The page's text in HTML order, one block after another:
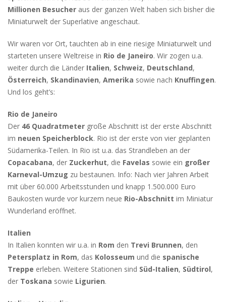
Millionen Besucher aus der ganzen Welt haben sich bisher die
Miniaturwelt der Superlative angeschaut.
Wir waren vor Ort, tauchten ab in eine riesige Miniaturwelt und
starteten unsere Weltreise in Rio de Janeiro. Wir zogen u.a.
weiter durch die Länder Italien, Schweiz, Deutschland,
Österreich, Skandinavien, Amerika sowie nach Knuffingen.
Und los geht’s:
Rio de Janeiro
Der 46 Quadratmeter große Abschnitt ist der erste Abschnitt
im neuen Speicherblock. Rio ist der erste von vier geplanten
Südamerika-Teilen. In Rio ist u.a. das Strandleben an der
Copacabana, der Zuckerhut, die Favelas sowie ein großer
Karneval-Umzug zu bestaunen. Info: Nach vier Jahren Arbeit
mit über 60.000 Arbeitsstunden und knapp 1.500.000 Euro
Baukosten wurde vor kurzem neue Rio-Abschnitt im Miniatur
Wunderland eröffnet.
Italien
In Italien konnten wir u.a. in Rom den Trevi Brunnen, den
Petersplatz in Rom, das Kolosseum und die spanische
Treppe erleben. Weitere Stationen sind Süd-Italien, Südtirol,
der Toskana sowie Ligurien.